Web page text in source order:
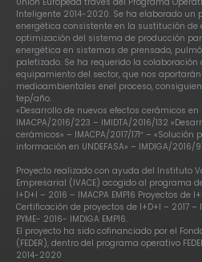
Inteligente 2014-2020. Se ha elaborado un
energética consistente en la sustitución de
optimización del sistema de producción
energética en sistemas de prensado,
paletizado. Se ha requerido la
equipamiento del sector, que nos
medioambientales enel proceso,
tep/año.
«Desarrollo de nuevos efectos cerámicos
IMACPA/2016/223 – IMIDTA/2016/132
cerámicos» – IMACPA/2017/171″ –
información en UNDEFASA» – IMDIGA/2016/
Proyecto realizado con ayuda del Instituto
Empresarial (IVACE) acogido al programa
I+D+I – 2016 – IMACPA EMP16 Proyectos de
Certificación de proyectos de I+D+I – 2017 –
PYME- 2016- IMDIGA EMP16.
El proyecto ha sido cofinanciado por el
(FEDER), dentro del programa operativo
2014-2020